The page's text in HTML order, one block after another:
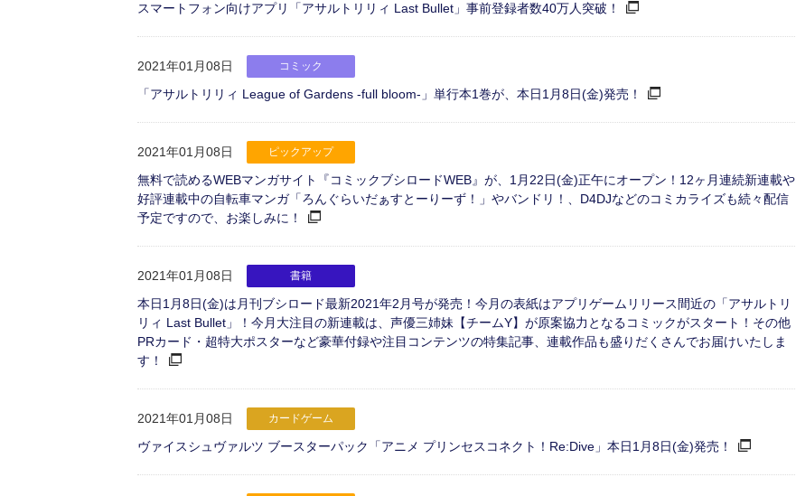
スマートフォン向けアプリ「アサルトリリィ Last Bullet」事前登録者数40万人突破！
2021年01月08日 コミック
「アサルトリリィ League of Gardens -full bloom-」単行本1巻が、本日1月8日(金)発売！
2021年01月08日 ピックアップ
無料で読めるWEBマンガサイト『コミックブシロードWEB』が、1月22日(金)正午にオープン！12ヶ月連続新連載や
好評連載中の自転車マンガ「ろんぐらいだぁすとーりーず！」やバンドリ！、D4DJなどのコミカライズも続々配信
予定ですので、お楽しみに！
2021年01月08日 書籍
本日1月8日(金)は月刊ブシロード最新2021年2月号が発売！今月の表紙はアプリゲームリリース間近の「アサルトリ
リィ Last Bullet」！今月大注目の新連載は、声優三姉妹【チームY】が原案協力となるコミックがスタート！その他
PRカード・超特大ポスターなど豪華付録や注目コンテンツの特集記事、連載作品も盛りだくさんでお届けいたしま
す！
2021年01月08日 カードゲーム
ヴァイスシュヴァルツ ブースターパック「アニメ プリンセスコネクト！Re:Dive」本日1月8日(金)発売！